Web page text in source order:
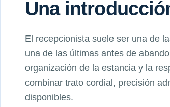
Una
El recepcionista suele ser una de
una de las últimas antes de
organización de la estancia y la
combinar trato cordial, precisión
disponibles.